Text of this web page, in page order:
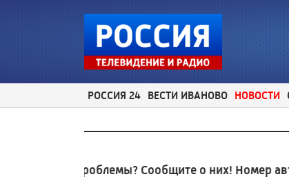
РОССИЯ 24 ВЕСТИ ИВАНОВО НОВОСТИ
проблемы? Сообщите о них! Номер